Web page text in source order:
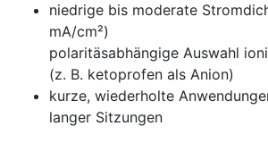
niedrige bis ⁢moderate
mA/cm²)
polaritäsabhängige⁣ Auswahl
(z. B. ketoprofen als Anion)
kurze, wiederholte
langer Sitzungen